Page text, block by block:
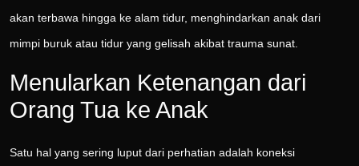
akan terbawa hingga ke alam tidur, menghindarkan anak dari
mimpi buruk atau tidur yang gelisah akibat trauma sunat.
Menularkan Ketenangan dari
Orang Tua ke Anak
Satu hal yang sering luput dari perhatian adalah koneksi